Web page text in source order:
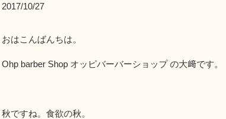
2017/10/27
おはこんばんちは。
Ohp barber Shop オッピバーバーショップ の大﨑です。
秋ですね。食欲の秋。